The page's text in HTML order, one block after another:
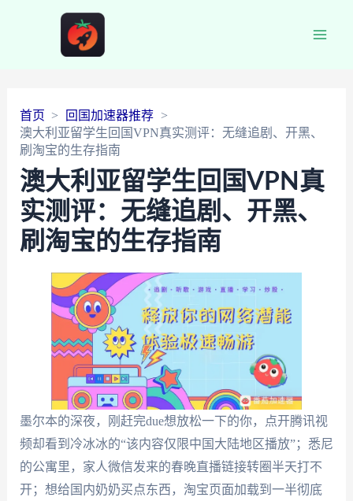
首页
回国加速器推荐
澳大利亚留学生回国VPN真实测评：无缝追剧、开黑、
刷淘宝的生存指南
澳大利亚留学生回国VPN真
实测评：无缝追剧、开黑、
刷淘宝的生存指南
墨尔本的深夜，刚赶完due想放松一下的你，点开腾讯视
频却看到冷冰冰的“该内容仅限中国大陆地区播放”；悉尼
的公寓里，家人微信发来的春晚直播链接转圈半天打不
开；想给国内奶奶买点东西，淘宝页面加载到一半彻底